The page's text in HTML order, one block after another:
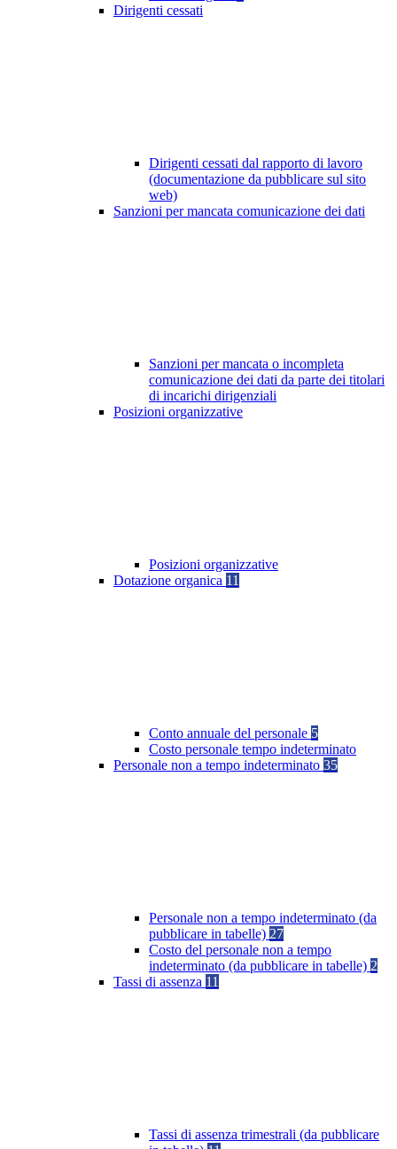
Dirigenti cessati
Dirigenti cessati dal rapporto di lavoro
(documentazione da pubblicare sul sito
web)
Sanzioni per mancata comunicazione dei dati
Sanzioni per mancata o incompleta
comunicazione dei dati da parte dei titolari
di incarichi dirigenziali
Posizioni organizzative
Posizioni organizzative
Dotazione organica 11
Conto annuale del personale 5
Costo personale tempo indeterminato
Personale non a tempo indeterminato 35
Personale non a tempo indeterminato (da
pubblicare in tabelle) 27
Costo del personale non a tempo
indeterminato (da pubblicare in tabelle) 2
Tassi di assenza 11
Tassi di assenza trimestrali (da pubblicare